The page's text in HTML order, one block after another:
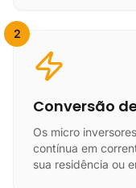
2
Conversão
Os micro
contínua em
sua residência ou